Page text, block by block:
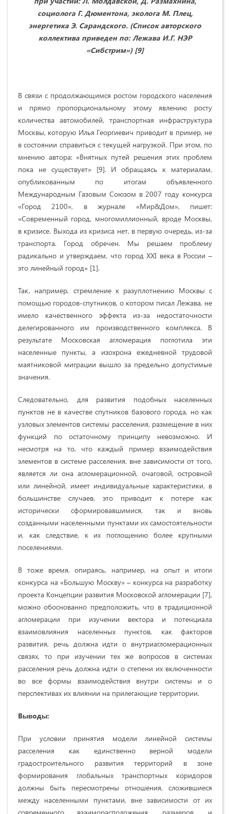
социолога Г. Дюментона, эколога М. Плец,
энергетика Э. Сарандского. (Список авторского
коллектива приведен по: Лежава И.Г. НЭР
«Сибстрим») [9]
В связи с продолжающимся ростом городского населения
и прямо пропорциональному этому явлению росту
количества автомобилей, транспортная инфраструктура
Москвы, которую Илья Георгиевич приводит в пример, не
в состоянии справиться с текущей нагрузкой. При этом, по
мнению автора: «Внятных путей решения этих проблем
пока не существует» [9]. И обращаясь к материалам,
опубликованным по итогам объявленного
Международным Газовым Союзом в 2007 году конкурса
«Город 2100», в журнале «Мир&Дом», пишет:
«Современный город, многомиллионный, вроде Москвы,
в кризисе. Выхода из кризиса нет, в первую очередь, из-за
транспорта. Город обречен. Мы решаем проблему
радикально и утверждаем, что город XXI века в России –
это линейный город» [1].
Так, например, стремление к разуплотнению Москвы с
помощью городов-спутников, о котором писал Лежава, не
имело качественного эффекта из-за недостаточности
делегированного им производственного комплекса. В
результате Московская агломерация поглотила эти
населенные пункты, а изохрона ежедневной трудовой
маятниковой миграции вышло за предельно допустимые
значения.
Следовательно, для развития подобных населенных
пунктов не в качестве спутников базового города, но как
узловых элементов системы расселения, размещение в них
функций по остаточному принципу невозможно. И
несмотря на то, что каждый пример взаимодействия
элементов в системе расселения, вне зависимости от того,
является ли она агломерационной, очаговой, островной
или линейной, имеет индивидуальные характеристики, в
большинстве случаев, это приводит к потере как
исторически сформировавшимися, так и вновь
созданными населенными пунктами их самостоятельности
и, как следствие, к их поглощению более крупными
поселениями.
В тоже время, опираясь, например, на опыт и итоги
конкурса на «Большую Москву» – конкурса на разработку
проекта Концепции развития Московской агломерации [7],
можно обоснованно предположить, что в традиционной
агломерации при изучении вектора и потенциала
взаимовлияния населенных пунктов, как факторов
развития, речь должна идти о внутриагломерационных
связях, то при изучении тех же вопросов в системах
расселения речь должна идти о степени их включенности
во все формы взаимодействия внутри системы и о
перспективах их влиянии на прилегающие территории.
Выводы:
При условии принятия модели линейной системы
расселения как единственно верной модели
градостроительного развития территорий в зоне
формирования глобальных транспортных коридоров
должны быть пересмотрены отношения, сложившиеся
между населенными пунктами, вне зависимости от их